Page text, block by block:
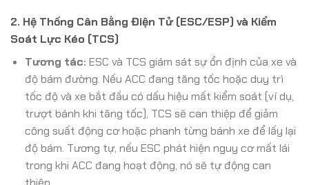
2. Hệ Thống Cân Bằng Điện Tử (ESC/ESP) và Kiểm
Soát Lực Kéo (TCS)
Tương tác: ESC và TCS giám sát sự ổn định của xe và
độ bám đường. Nếu ACC đang tăng tốc hoặc duy trì
tốc độ và xe bắt đầu có dấu hiệu mất kiểm soát (ví dụ,
trượt bánh khi tăng tốc), TCS sẽ can thiệp để giảm
công suất động cơ hoặc phanh từng bánh xe để lấy lại
độ bám. Tương tự, nếu ESC phát hiện nguy cơ mất lái
trong khi ACC đang hoạt động, nó sẽ tự động can